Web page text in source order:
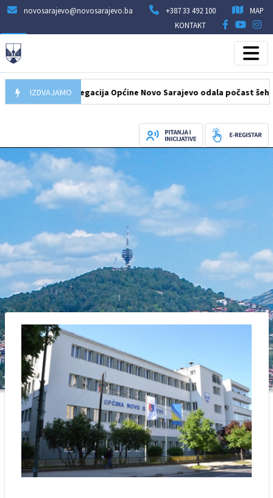
novosarajevo@novosarajevo.ba +387 33 492 100
MAP
KONTAKT
IZDVAJAMO
Delegacija Općine Novo Sarajevo odala počast šehidima i